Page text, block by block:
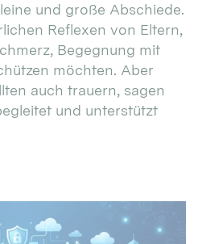
und große Abschiede.
Reflexen von Eltern,
Begegnung mit
möchten. Aber
auch trauern, sagen
und unterstützt